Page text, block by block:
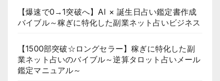
【爆速で0→1突破へ】AI × 誕生日占い鑑定書作成
バイブル～稼ぎに特化した副業ネット占いビジネス
【1500部突破☆ロングセラー】稼ぎに特化した副
業ネット占いのバイブル～逆算タロット占いメール
鑑定マニュアル～